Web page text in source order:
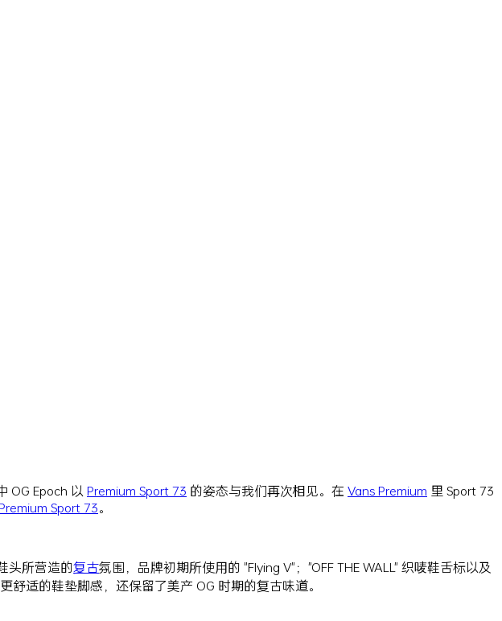
OG Epoch 以 Premium Sport 73 的姿态与我们再次相见。在 Vans Premium 里 Sport 73
Sport 73。
头所营造的复古氛围，品牌初期所使用的 "Flying V"；"OFF THE WALL" 织唛鞋舌标以及
舒适的鞋垫脚感，还保留了美产 OG 时期的复古味道。